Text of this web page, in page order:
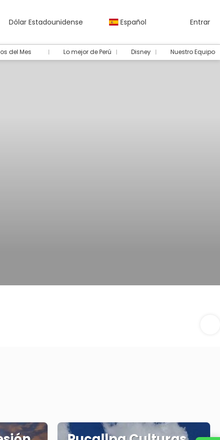
Dólar Estadounidense Español Entrar
del Mes Lo mejor de Perú Disney Nuestro Equipo